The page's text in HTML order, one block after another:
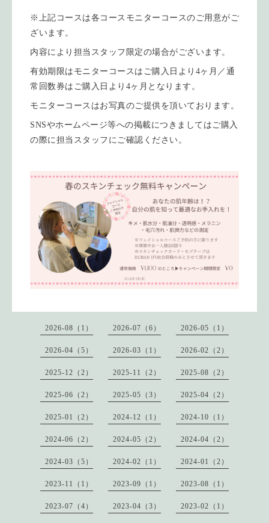
※上記コースは各コースモニターコースのご用意がご
ざいます。
内容により担当スタッフ限定の場合がございます。
有効期限はモニターコースはご購入日より4ヶ月／通
常回数券はご購入日より4ヶ月となります。
モニターコースはお写真のご提供を頂いております。
SNSやホームページ等への掲載につきましてはご購入
の際に担当スタッフにご確認ください。
2026-08（1） 2026-07（6） 2026-05（1）
2026-04（5） 2026-03（1） 2026-02（2）
2025-12（2） 2025-11（2） 2025-08（2）
2025-06（2） 2025-05（3） 2025-04（2）
2025-01（2） 2024-12（1） 2024-10（1）
2024-06（2） 2024-05（2） 2024-04（2）
2024-03（5） 2024-02（1） 2024-01（2）
2023-11（1） 2023-09（1） 2023-08（1）
2023-07（4） 2023-04（3） 2023-02（1）